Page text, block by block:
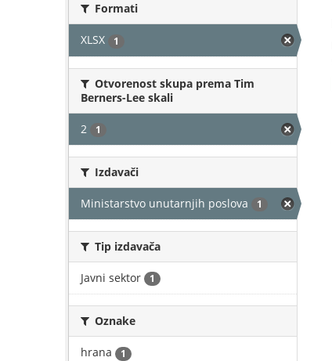
Formati
XLSX 1
Otvorenost skupa prema Tim
Berners-Lee skali
2 1
Izdavači
Ministarstvo unutarnjih poslova 1
Tip izdavača
Javni sektor 1
Oznake
hrana 1